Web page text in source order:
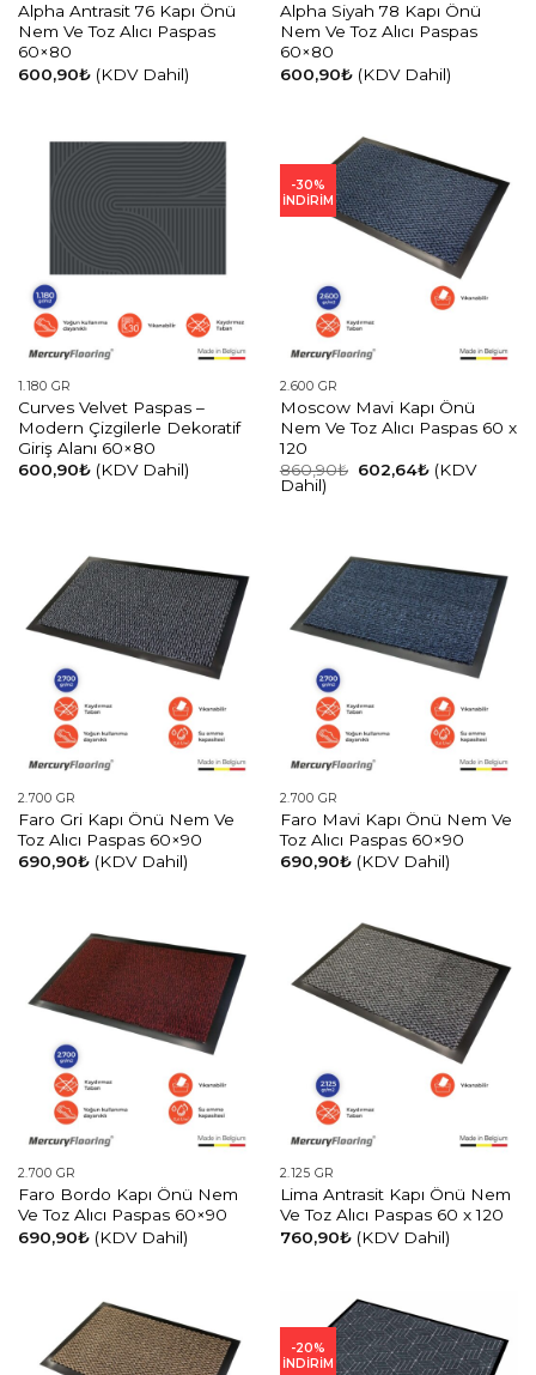
Alpha Antrasit 76 Kapı Önü
Nem Ve Toz Alıcı Paspas
60×80
600,90₺ (KDV Dahil)
Alpha Siyah 78 Kapı Önü
Nem Ve Toz Alıcı Paspas
60×80
600,90₺ (KDV Dahil)
1.180 GR
Curves Velvet Paspas –
Modern Çizgilerle Dekoratif
Giriş Alanı 60×80
600,90₺ (KDV Dahil)
-30%
İNDİRİM
2.600 GR
Moscow Mavi Kapı Önü
Nem Ve Toz Alıcı Paspas 60 x
120
860,90₺ Orijinal
602,64₺Şu
andaki
(KDV
Dahil)
2.700 GR
Faro Gri Kapı Önü Nem Ve
Toz Alıcı Paspas 60×90
690,90₺ (KDV Dahil)
2.700 GR
Faro Mavi Kapı Önü Nem Ve
Toz Alıcı Paspas 60×90
690,90₺ (KDV Dahil)
2.700 GR
Faro Bordo Kapı Önü Nem
Ve Toz Alıcı Paspas 60×90
690,90₺ (KDV Dahil)
2.125 GR
Lima Antrasit Kapı Önü Nem
Ve Toz Alıcı Paspas 60 x 120
760,90₺ (KDV Dahil)
-20%
İNDİRİM